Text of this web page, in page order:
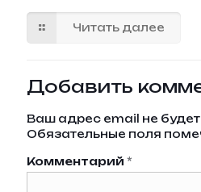
Читать далее
Добавить
Ваш адрес email не
Обязательные поля
Комментарий *